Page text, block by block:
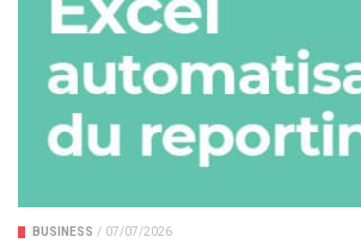
BUSINESS / 07/07/2026